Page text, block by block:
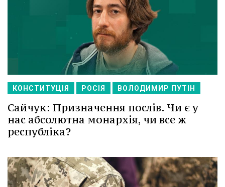
КОНСТИТУЦІЯ РОСІЯ ВОЛОДИМИР ПУТІН
Сайчук: Призначення послів. Чи є у
нас абсолютна монархія, чи все ж
республіка?